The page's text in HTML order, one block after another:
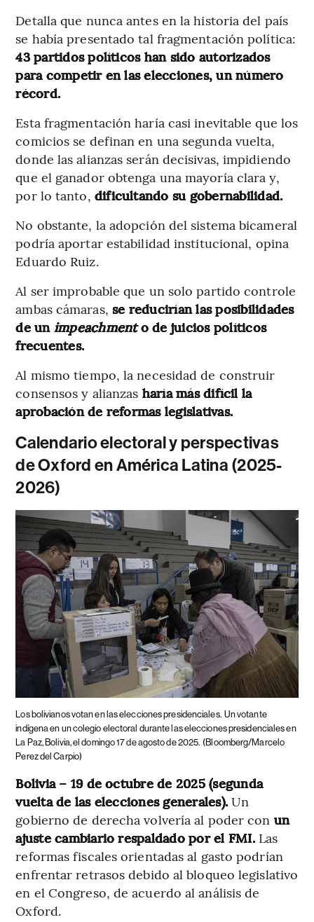
Detalla que nunca antes en la historia del país
se había presentado tal fragmentación política:
43 partidos políticos han sido autorizados
para competir en las elecciones, un número
récord.
Esta fragmentación haría casi inevitable que los
comicios se definan en una segunda vuelta,
donde las alianzas serán decisivas, impidiendo
que el ganador obtenga una mayoría clara y,
por lo tanto, dificultando su gobernabilidad.
No obstante, la adopción del sistema bicameral
podría aportar estabilidad institucional, opina
Eduardo Ruiz.
Al ser improbable que un solo partido controle
ambas cámaras, se reducirían las posibilidades
de un impeachmento de juicios políticos
frecuentes.
Al mismo tiempo, la necesidad de construir
consensos y alianzas haría más difícil la
aprobación de reformas legislativas.
Calendario electoral y perspectivas
de Oxford en América Latina (2025-
2026)
Los bolivianos votan en las elecciones presidenciales. Un votante
indígena en un colegio electoral durante las elecciones presidenciales en
La Paz, Bolivia, el domingo 17 de agosto de 2025. (Bloomberg/Marcelo
Perez del Carpio)
Bolivia – 19 de octubre de 2025 (segunda
vuelta de las elecciones generales).Un
gobierno de derecha volvería al poder con un
ajuste cambiario respaldado por el FMI. Las
reformas fiscales orientadas al gasto podrían
enfrentar retrasos debido al bloqueo legislativo
en el Congreso, de acuerdo al análisis de
Oxford.